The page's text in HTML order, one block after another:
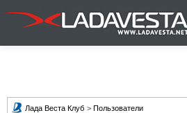
Лада Веста Клуб > Пользователи